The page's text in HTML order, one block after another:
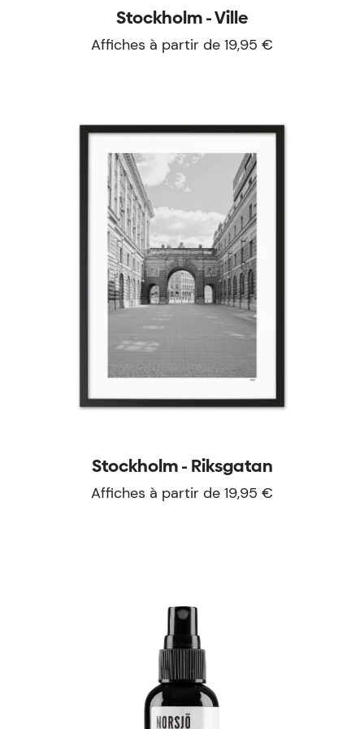
Stockholm - Ville
Affiches à partir de 19,95 €
Stockholm - Riksgatan
Affiches à partir de 19,95 €